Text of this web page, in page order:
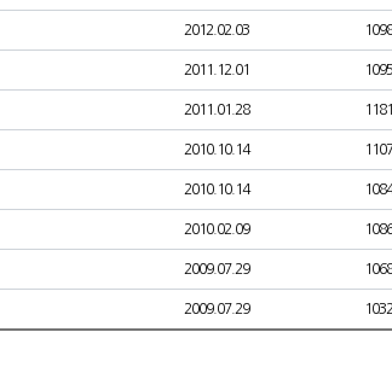
2012.02.03
2011.12.01
2011.01.28
2010.10.14
2010.10.14
2010.02.09
2009.07.29
2009.07.29